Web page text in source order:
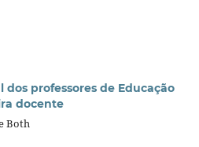
dos professores de Educação
docente
Both